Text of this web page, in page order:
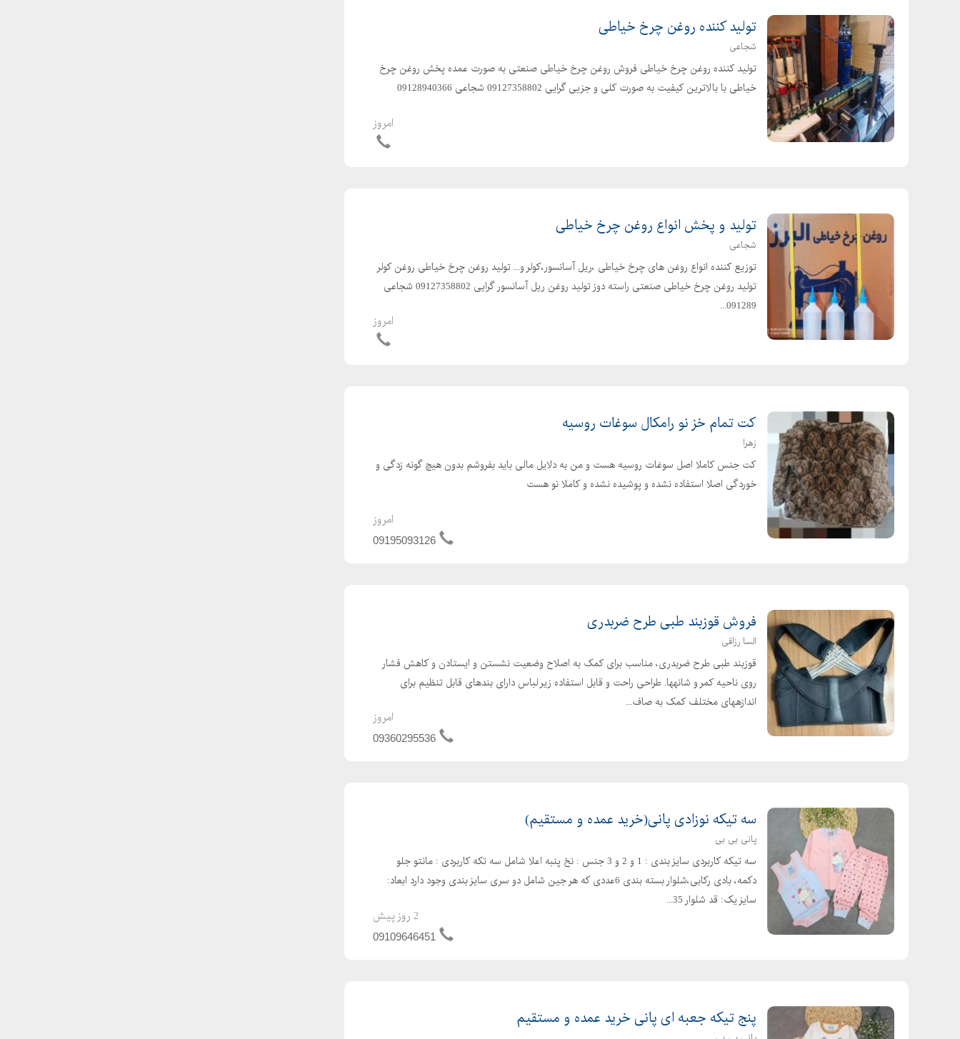
تولید کننده روغن چرخ خیاطی
شجاعی
تولید کننده روغن چرخ خیاطی فروش روغن چرخ خیاطی صنعتی به صورت عمده پخش روغن چرخ
خیاطی با بالاترین کیفیت به صورت کلی و جزیی گرایی 09127358802 شجاعی 09128940366
امروز
تولید و پخش انواع روغن چرخ خیاطی
شجاعی
توزیع کننده انواع روغن های چرخ خیاطی ،ریل آسانسور،کولر و... تولید روغن چرخ خیاطی روغن کولر
تولید روغن چرخ خیاطی صنعتی راسته دوز تولید روغن ریل آسانسور گرایی 09127358802 شجاعی
091289...
امروز
کت تمام خز نو رامکال سوغات روسیه
زهرا
کت جنس کاملا اصل سوغات روسیه هست و من به دلایل مالی باید بفروشم بدون هیچ گونه زدگی و
خوردگی اصلا استفاده نشده و پوشیده نشده و کاملا نو هست
امروز
09195093126
فروش قوزبند طبی طرح ضربدری
السا رزاقی
قوزبند طبی طرح ضربدری، مناسب برای کمک به اصلاح وضعیت نشستن و ایستادن و کاهش فشار
روی ناحیه کمر و شانهها. طراحی راحت و قابل استفاده زیر لباس دارای بندهای قابل تنظیم برای
اندازههای مختلف کمک به صاف...
امروز
09360295536
سه تیکه نوزادی پانی(خرید عمده و مستقیم)
پانی بی بی
سه تیکه کاربردی سایز بندی : 1 و 2 و 3 جنس : نخ پنبه اعلا شامل سه تکه کاربردی : مانتو جلو
دکمه، بادی رکابی،شلوار بسته بندی 6عددی که هر جین شامل دو سری سایز بندی وجود دارد ابعاد:
سایز یک: قد شلوار 35...
2 روز پیش
09109646451
پنج تیکه جعبه ای پانی خرید عمده و مستقیم